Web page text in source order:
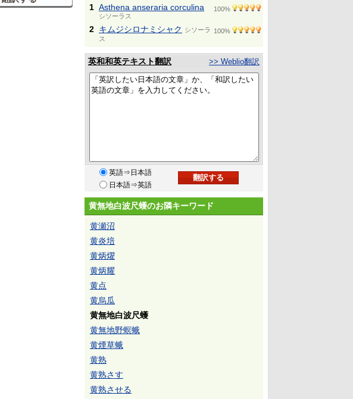
1 Asthena anseraria corculina
シソーラス
100%
2 キムジシロナミシャク シソーラ
ス
100%
英和和英テキスト翻訳 >> Weblio翻訳
英語⇒日本語
日本語⇒英語
黄無地白波尺蠖のお隣キーワード
黄瀬沼
黄炎培
黄炳燿
黄炳耀
黄点
黄烏瓜
黄無地白波尺蠖
黄無地野螟蛾
黄煙草蛾
黄熟
黄熟さす
黄熟させる